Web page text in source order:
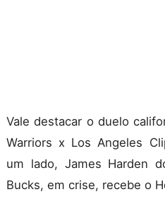
Vale destacar o duelo
Warriors x Los Angeles
um lado, James Harden
Bucks, em crise, recebe o